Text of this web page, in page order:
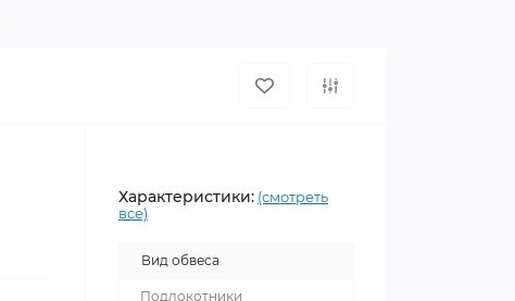
Характеристики: (смотреть
все)
Вид обвеса
Подлокотники